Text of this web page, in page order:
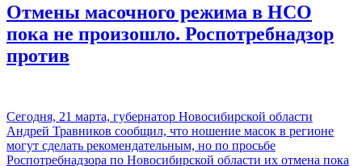
Отмены масочного режима в НСО
пока не произошло. Роспотребнадзор
против
Сегодня, 21 марта, губернатор Новосибирской области
Андрей Травников сообщил, что ношение масок в регионе
могут сделать рекомендательным, но по просьбе
Роспотребнадзора по Новосибирской области их отмена пока